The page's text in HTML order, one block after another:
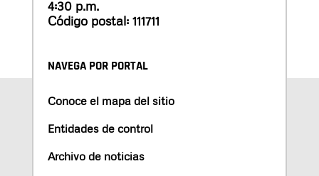
4:30 p.m.
Código postal: 111711
NAVEGA POR PORTAL
Conoce el mapa del sitio
Entidades de control
Archivo de noticias